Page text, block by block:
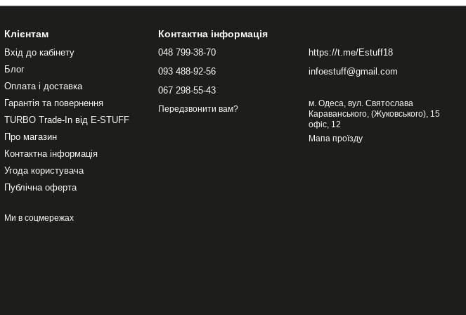
Клієнтам
Вхід до кабінету
Блог
Оплата і доставка
Гарантія та повернення
TURBO Trade-In від E-STUFF
Про магазин
Контактна інформація
Угода користувача
Публічна оферта
Ми в соцмережах
Контактна інформація
048 799-38-70
093 488-92-56
067 298-55-43
Передзвонити вам?
https://t.me/Estuff18
infoestuff@gmail.com
м. Одеса, вул. Святослава
Караванського, (Жуковського), 15
офіс, 12
Мапа проїзду